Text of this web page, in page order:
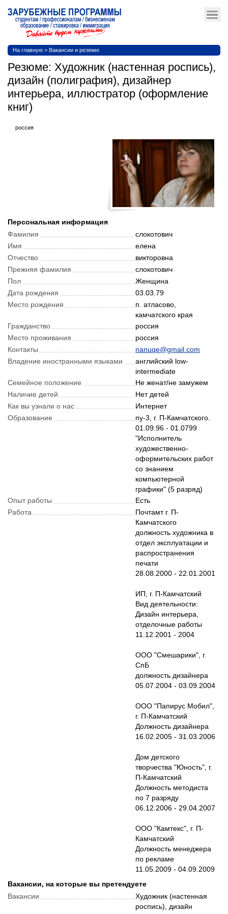
На главную > Вакансии и резюме
Резюме: Художник (настенная роспись),
дизайн (полиграфия), дизайнер
интерьера, иллюстратор (оформление
книг)
россия
Персональная информация
Фамилия
слокотович
Имя
елена
Отчество
викторовна
Прежняя фамилия
слокотович
Пол
Женщина
Дата рождения
03.03.79
Место рождения
п. атласово,
камчатского края
Гражданство
россия
Место проживания
россия
Контакты
nanuqe@gmail.com
Владение иностранными языками
английский low-
intermediate
Семейное положение
Не женат/не замужем
Наличие детей
Нет детей
Как вы узнали о нас
Интернет
Образование
пу-3, г. П-Камчатского.
01.09.96 - 01.0799
"Исполнитель
художественно-
оформительских работ
со знанием
компьютерной
графики" (5 разряд)
Опыт работы
Есть
Рабoта
Почтамт г. П-
Камчатского
должность художника в
отдел эксплуатации и
распространения
печати
28.08.2000 - 22.01.2001
ИП, г. П-Камчатский
Вид деятельности:
Дизайн интерьера,
отделочные работы
11.12.2001 - 2004
ООО "Смешарики", г.
СпБ
должность дизайнера
05.07.2004 - 03.09.2004
ООО "Папирус Мобил",
г. П-Камчатский
Должность дизайнера
16.02.2005 - 31.03.2006
Дом детского
творчества "Юность", г.
П-Камчатский
Должность методиста
по 7 разряду
06.12.2006 - 29.04.2007
ООО "Камтекс", г. П-
Камчатский
Должность менеджера
по рекламе
Вакансии, на которые вы претендуете
Вакансии
Художник (настенная
роспись), дизайн